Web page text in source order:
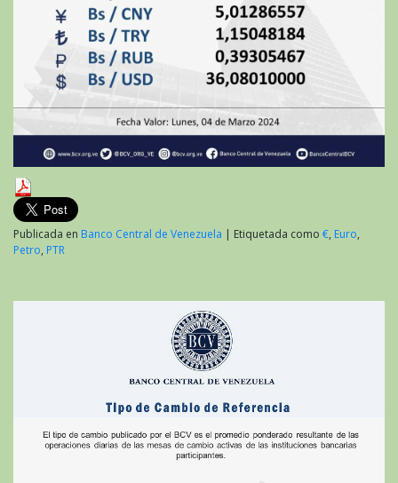
Publicada en Banco Central de Venezuela | Etiquetada como €, Euro,
Petro, PTR